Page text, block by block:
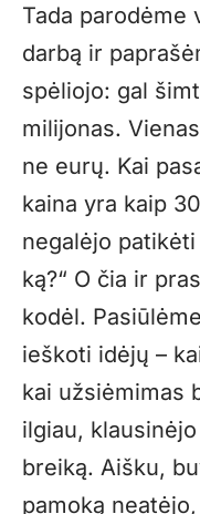
Tada parodėme
darbą ir
spėliojo: gal
milijonas.
ne eurų. Kai
kaina yra kaip
negalėjo
ką?“ O čia ir
kodėl.
ieškoti idėjų –
kai užsiėmimas
ilgiau,
breiką. Aišku,
pamoką